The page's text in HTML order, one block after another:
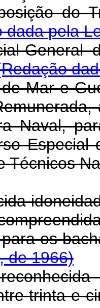
do
dada pela
General
Mar-e-
Naval,
e
para os
de 1966)
trinta e